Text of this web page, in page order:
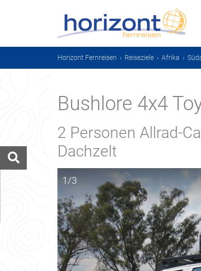
Horizont Fernreisen › Reiseziele › Afrika ›
Bushlore 4x4
2 Personen Allrad-
Dachzelt
1/3